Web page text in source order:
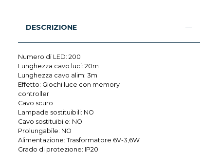
DESCRIZIONE
Numero di LED: 200
Lunghezza cavo luci: 20m
Lunghezza cavo alim: 3m
Effetto: Giochi luce con memory
controller
Cavo scuro
Lampade sostituibili: NO
Cavo sostituibile: NO
Prolungabile: NO
Alimentazione: Trasformatore 6V-3,6W
Grado di protezione: IP20